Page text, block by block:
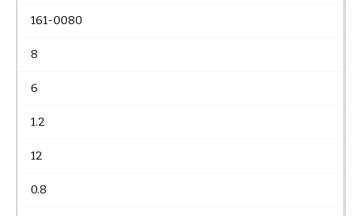
161-0080
8
6
1.2
12
0.8